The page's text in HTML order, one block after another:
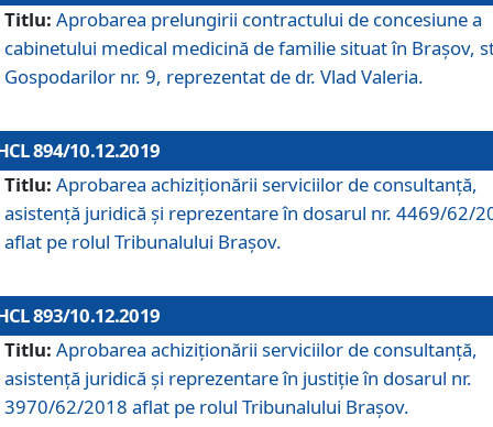
Titlu: Aprobarea prelungirii contractului de concesiune a
cabinetului medical medicină de familie situat în Braşov,
Gospodarilor nr. 9, reprezentat de dr. Vlad Valeria.
894/10.12.2019
Titlu: Aprobarea achiziţionării serviciilor de consultanţă,
asistenţă juridică şi reprezentare în dosarul nr. 4469/62/
aflat pe rolul Tribunalului Braşov.
893/10.12.2019
Titlu: Aprobarea achiziţionării serviciilor de consultanţă,
asistenţă juridică şi reprezentare în justiţie în dosarul nr.
3970/62/2018 aflat pe rolul Tribunalului Braşov.